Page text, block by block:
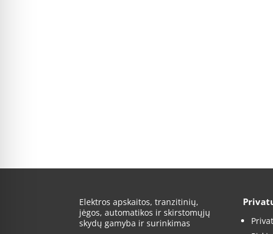
Elektros apskaitos, tranzitinių,
jėgos, automatikos ir skirstomųjų
skydų gamyba ir surinkimas